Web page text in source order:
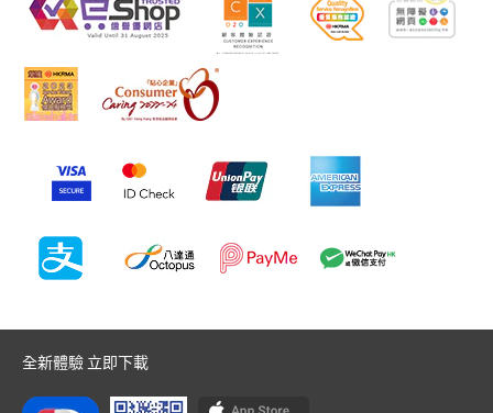
全新體驗 立即下載